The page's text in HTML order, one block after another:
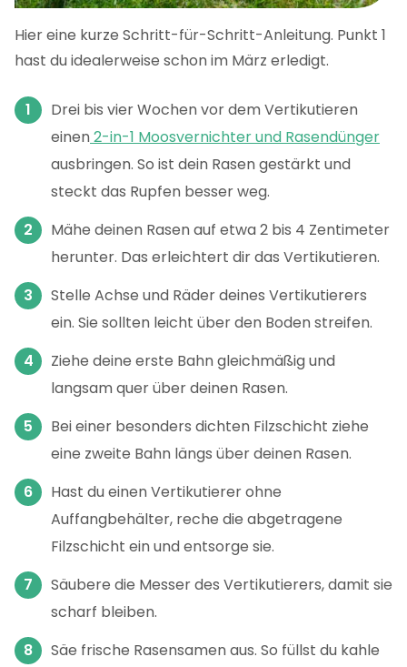
Hier eine kurze Schritt-für-Schritt-Anleitung. Punkt 1
hast du idealerweise schon im März erledigt.
Drei bis vier Wochen vor dem Vertikutieren
einen2-in-1 Moosvernichter und Rasendünger
ausbringen. So ist dein Rasen gestärkt und
steckt das Rupfen besser weg.
Mähe deinen Rasen auf etwa 2 bis 4 Zentimeter
herunter. Das erleichtert dir das Vertikutieren.
Stelle Achse und Räder deines Vertikutierers
ein. Sie sollten leicht über den Boden streifen.
Ziehe deine erste Bahn gleichmäßig und
langsam quer über deinen Rasen.
Bei einer besonders dichten Filzschicht ziehe
eine zweite Bahn längs über deinen Rasen.
Hast du einen Vertikutierer ohne
Auffangbehälter, reche die abgetragene
Filzschicht ein und entsorge sie.
Säubere die Messer des Vertikutierers, damit sie
scharf bleiben.
Säe frische Rasensamen aus. So füllst du kahle